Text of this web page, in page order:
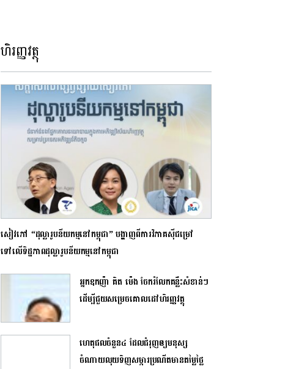
ហិរញ្ញវត្ថុ
សៀវភៅ “ដុល្លារូបនីយកម្មនៅកម្ពុជា” បង្ហាញពីការវិភាគស៊ីជម្រៅ
ទៅលើទិដ្ឋភាពដុល្លារូបនីយកម្មនៅកម្ពុជា
អ្នកឧកញ៉ា គិត ម៉េង ចែករំលែកគន្លឹះសំខាន់ៗ
ដើម្បីជួយសម្រេចគោលដៅហិរញ្ញវត្ថុ
ហេតុផលចំនួន៤ ដែលជំរុញឲ្យមនុស្ស
ចំណាយលុយទិញសម្ភារប្រណីតមានតម្លៃថ្លៃ